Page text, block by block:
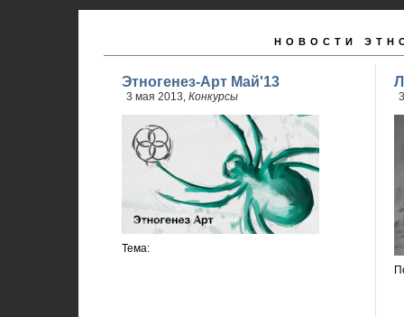
НОВОСТИ
Этногенез-Арт Май'13
3 мая 2013, Конкурсы
Тема: